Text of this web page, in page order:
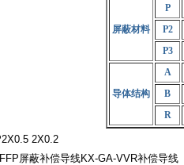
屏蔽材料
P
P2
P3
导体结构
A
B
R
2X0.2
屏蔽补偿导线KX-GA-VVR补偿导线